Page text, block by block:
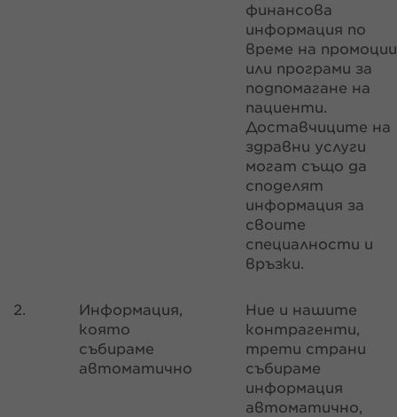
финансова
информация по
време на промоции
или програми за
подпомагане на
пациенти.
Доставчиците на
здравни услуги
могат също да
споделят
информация за
своите
специалности и
връзки.
2.
Информация,
която
събираме
автоматично
Ние и нашите
контрагенти,
трети страни
събираме
информация
автоматично,